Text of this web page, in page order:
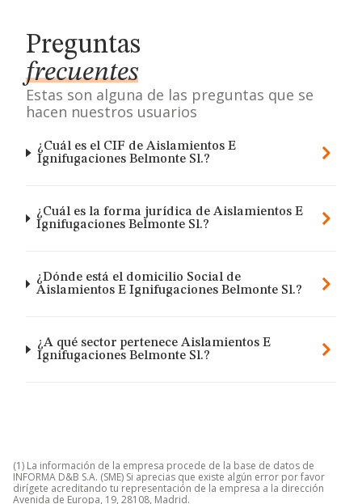
Preguntas
frecuentes
Estas son alguna de las preguntas que se
hacen nuestros usuarios
¿Cuál es el CIF de Aislamientos E
Ignifugaciones Belmonte Sl.?
¿Cuál es la forma jurídica de Aislamientos E
Ignifugaciones Belmonte Sl.?
¿Dónde está el domicilio Social de
Aislamientos E Ignifugaciones Belmonte Sl.?
¿A qué sector pertenece Aislamientos E
Ignifugaciones Belmonte Sl.?
(1) La información de la empresa procede de la base de datos de
INFORMA D&B S.A. (SME) Si aprecias que existe algún error por favor
dirígete acreditando tu representación de la empresa a la dirección
Avenida de Europa, 19, 28108, Madrid.